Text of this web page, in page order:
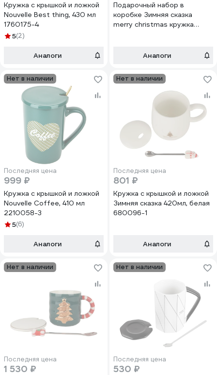
Кружка с крышкой и ложкой
Nouvelle Best thing, 430 мл
1760175-4
5(2)
Аналоги
Подарочный набор в
коробке Зимняя сказка
merry christmas кружка
Аналоги
Нет в наличии
Последняя цена
999 ₽
Кружка с крышкой и ложкой
Nouvelle Coffee, 410 мл
2210058-3
5(6)
Аналоги
Нет в наличии
Последняя цена
801 ₽
Кружка с крышкой и ложкой
Зимняя сказка 420мл, белая
680096-1
Аналоги
Нет в наличии
Последняя цена
1 530 ₽
Нет в наличии
Последняя цена
530 ₽